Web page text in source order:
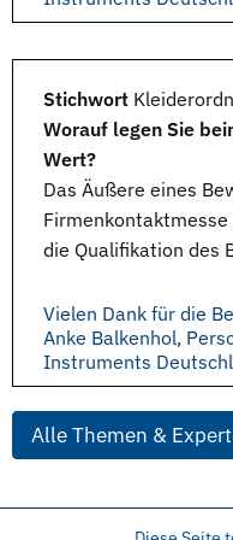
Stichwort
Worauf legen Sie
Wert?
Das Äußere eines
Firmenkontaktmesse
die Qualifikation des
Vielen Dank für die
Anke Balkenhol,
Instruments
Alle Themen &